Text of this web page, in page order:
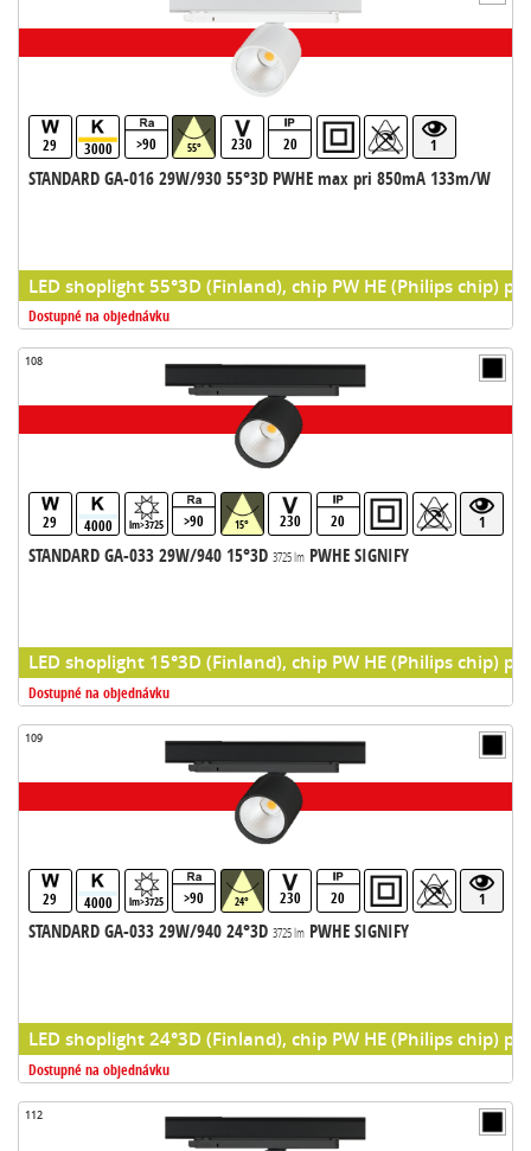
29 3000 >90 55° 230 20 1
STANDARD GA-016 29W/930 55°3D PWHE max pri 850mA 133m/W
LED shoplight 55°3D (Finland), chip PW HE (Philips chip)
Dostupné na objednávku
108
29 4000 lm>3725 >90 15° 230 20 1
STANDARD GA-033 29W/940 15°3D 3725 lmPWHE SIGNIFY
LED shoplight 15°3D (Finland), chip PW HE (Philips chip)
Dostupné na objednávku
109
29 4000 lm>3725 >90 24° 230 20 1
STANDARD GA-033 29W/940 24°3D 3725 lmPWHE SIGNIFY
LED shoplight 24°3D (Finland), chip PW HE (Philips chip)
Dostupné na objednávku
112